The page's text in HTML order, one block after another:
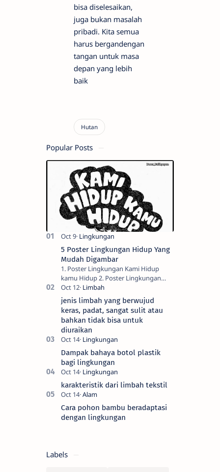
bisa diselesaikan,
juga bukan masalah
pribadi. Kita semua
harus bergandengan
tangan untuk masa
depan yang lebih
baik
Popular Posts
5 Poster Lingkungan Hidup Yang
Mudah Digambar
1. Poster Lingkungan Kami Hidup
kamu Hidup 2. Poster Lingkungan
Selembar Daunku Berarti Secercah
Kehidupanmu 3. Poster Lingkungan
Hidup Ayo Penghijau…
jenis limbah yang berwujud
keras, padat, sangat sulit atau
bahkan tidak bisa untuk
diuraikan
Dampak bahaya botol plastik
bagi lingkungan
karakteristik dari limbah tekstil
Cara pohon bambu beradaptasi
dengan lingkungan
Labels